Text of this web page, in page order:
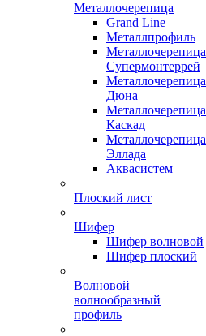
Металлочерепица
Grand Line
Металлпрофиль
Металлочерепица
Супермонтеррей
Металлочерепица
Дюна
Металлочерепица
Каскад
Металлочерепица
Эллада
Аквасистем
Плоский лист
Шифер
Шифер волновой
Шифер плоский
Волновой
волнообразный
профиль